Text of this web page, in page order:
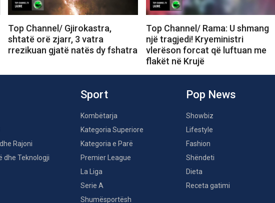
Top Channel/ Gjirokastra,
shtatë orë zjarr, 3 vatra
rrezikuan gjatë natës dy fshatra
Top Channel/ Rama: U shmang
një tragjedi! Kryeministri
vlerëson forcat që luftuan me
flakët në Krujë
Rajoni
dhe Teknologji
Sport
Kombëtarja
Kategoria Superiore
Kategoria e Parë
Premier League
La Liga
Serie A
Shumësportësh
Pop News
Showbiz
Lifestyle
Fashion
Shëndeti
Dieta
Receta gatimi